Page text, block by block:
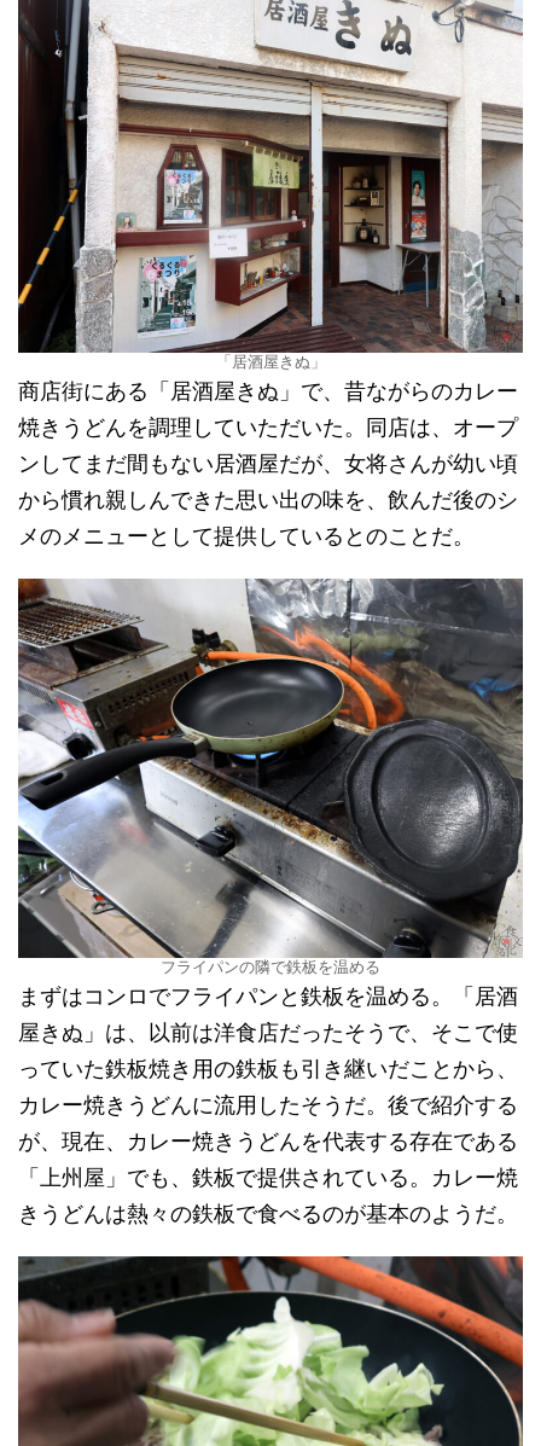
「居酒屋きぬ」
商店街にある「居酒屋きぬ」で、昔ながらのカレー
焼きうどんを調理していただいた。同店は、オープ
ンしてまだ間もない居酒屋だが、女将さんが幼い頃
から慣れ親しんできた思い出の味を、飲んだ後のシ
メのメニューとして提供しているとのことだ。
フライパンの隣で鉄板を温める
まずはコンロでフライパンと鉄板を温める。「居酒
屋きぬ」は、以前は洋食店だったそうで、そこで使
っていた鉄板焼き用の鉄板も引き継いだことから、
カレー焼きうどんに流用したそうだ。後で紹介する
が、現在、カレー焼きうどんを代表する存在である
「上州屋」でも、鉄板で提供されている。カレー焼
きうどんは熱々の鉄板で食べるのが基本のようだ。